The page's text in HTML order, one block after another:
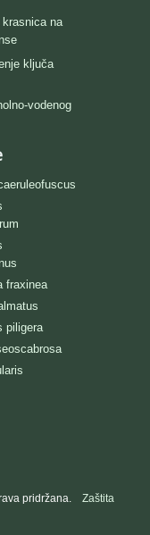
na
ključa
vodenog
fraxinea
piligera
pridržana. Zaštita